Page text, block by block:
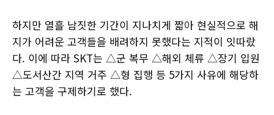
하지만 열흘 남짓한 기간이 지나치게 짧아 현실적으로 해
지가 어려운 고객들을 배려하지 못했다는 지적이 잇따랐
다. 이에 따라 SKT는 △군 복무 △해외 체류 △장기 입원
△도서산간 지역 거주 △형 집행 등 5가지 사유에 해당하
는 고객을 구제하기로 했다.